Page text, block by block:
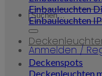
Suchen
nach:
Anmelden /
Einbauleuchten
Einbauleuchten
Deckenspots
Deckenleuchten